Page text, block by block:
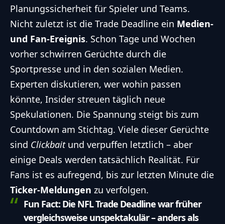
Planungssicherheit für Spieler und Teams.
Nicht zuletzt ist die Trade Deadline ein Medien-
und Fan-Ereignis. Schon Tage und Wochen
vorher schwirren Gerüchte durch die
Sportpresse und in den sozialen Medien.
Experten diskutieren, wer wohin passen
könnte, Insider streuen täglich neue
Spekulationen. Die Spannung steigt bis zum
Countdown am Stichtag. Viele dieser Gerüchte
sind Clickbaitund verpuffen letztlich – aber
einige Deals werden tatsächlich Realität. Für
Fans ist es aufregend, bis zur letzten Minute die
Ticker-Meldungen zu verfolgen.
Fun Fact: Die NFL Trade Deadline war früher
vergleichsweise unspektakulär – anders als